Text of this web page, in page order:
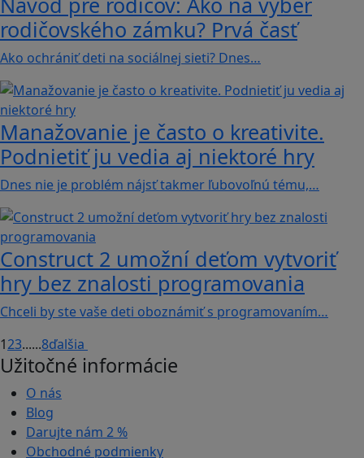
rodičovského zámku? Prvá časť
Ako ochrániť deti na sociálnej sieti? Dnes…
Manažovanie je často o kreativite.
Podnietiť ju vedia aj niektoré hry
Dnes nie je problém nájsť takmer ľubovoľnú tému,…
Construct 2 umožní deťom vytvoriť
hry bez znalosti programovania
Chceli by ste vaše deti oboznámiť s programovaním…
123......8ďalšia
Užitočné informácie
O nás
Blog
Darujte nám 2 %
Obchodné podmienky